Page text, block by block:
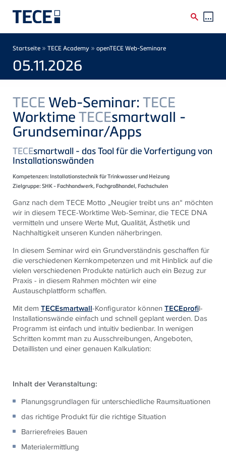
Breadcrumb
Startseite » TECE Academy » openTECE Web-Seminare
05.11.2026
TECEWeb-Seminar:TECE
WorktimeTECEsmartwall -
Grundseminar/Apps
TECEsmartwall - das Tool für die Vorfertigung von
Installationswänden
Kompetenzen:Installationstechnik für Trinkwasser und Heizung
Zielgruppe:SHK - Fachhandwerk, Fachgroßhandel, Fachschulen
Ganz nach dem TECE Motto „Neugier treibt uns an“ möchten
wir in diesem TECE-Worktime Web-Seminar, dieTECE DNA
vermitteln und unsere Werte Mut, Qualität, Ästhetik und
Nachhaltigkeit unseren Kunden näherbringen.
In diesem Seminar wird ein Grundverständnis geschaffen für
die verschiedenen Kernkompetenzen und mit Hinblick auf die
vielen verschiedenen Produkte natürlich auch ein Bezug zur
Praxis - in diesem Rahmen möchten wir eine
Austauschplattform schaffen.
Mit dem TECEsmartwall-Konfigurator könnenTECEprofil-
Installationswände einfach und schnell geplant werden. Das
Programm ist einfach und intuitiv bedienbar. In wenigen
Schritten kommt man zu Ausschreibungen, Angeboten,
Detaillisten und einer genauen Kalkulation:
Inhalt der Veranstaltung:
Planungsgrundlagen für unterschiedliche Raumsituationen
das richtige Produkt für die richtige Situation
Barrierefreies Bauen
Materialermittlung